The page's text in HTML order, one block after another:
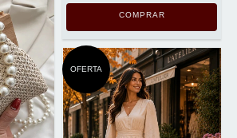
COMPRAR
OFERTA